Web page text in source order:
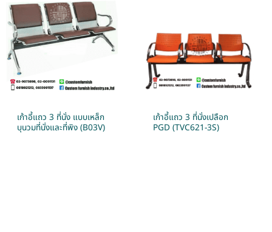
เก้าอี้แถว 3 ที่นั่ง แบบเหล็ก
บุนวมที่นั่งและที่พิง (B03V)
เก้าอี้แถว 3 ที่นั่งเปลือก
PGD (TVC621-3S)